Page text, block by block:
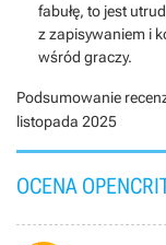
fabułę, to jest
z zapisywaniem i
wśród graczy.
Podsumowanie
listopada 2025
OCENA